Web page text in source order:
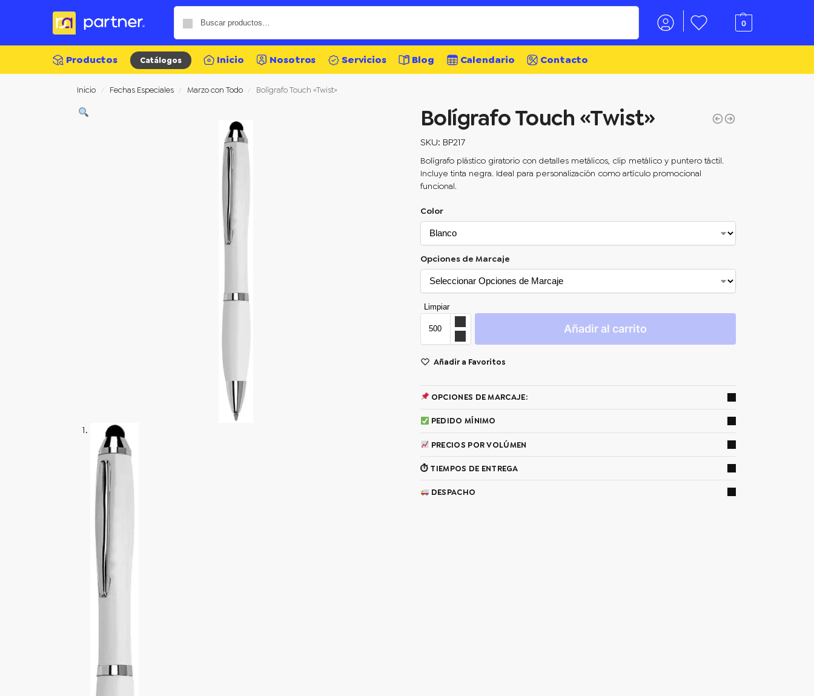
0
Productos Catálogos Inicio Nosotros Servicios Blog Calendario Contacto
Inicio / Fechas Especiales / Marzo con Todo / Bolígrafo Touch «Twist»
Bolígrafo Touch «Twist»
SKU: BP217
Bolígrafo plástico giratorio con detalles metálicos, clip metálico y puntero táctil.
Incluye tinta negra. Ideal para personalización como artículo promocional
funcional.
Color
Opciones de Marcaje
Limpiar
Añadir al carrito
Añadir a Favoritos
OPCIONES DE MARCAJE:
PEDIDO MÍNIMO
PRECIOS POR VOLÚMEN
⏱ TIEMPOS DE ENTREGA
DESPACHO